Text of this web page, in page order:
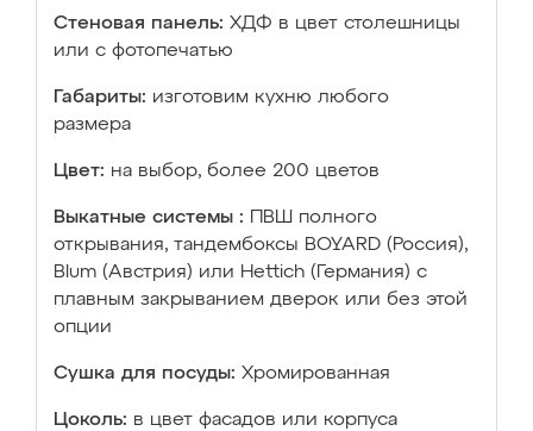
Стеновая панель: ХДФ в цвет столешницы
или с фотопечатью
Габариты: изготовим кухню любого
размера
Цвет: на выбор, более 200 цветов
Выкатные системы :
ПВШ полного
открывания, тандембоксы BOYARD (Россия),
Blum (Австрия) или Hettich (Германия) с
плавным закрыванием дверок или без этой
опции
Сушка для посуды: Хромированная
Цоколь: в цвет фасадов или корпуса